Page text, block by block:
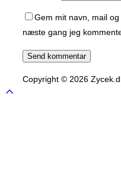
Gem mit navn, mail
næste gang jeg
Copyright © 2026